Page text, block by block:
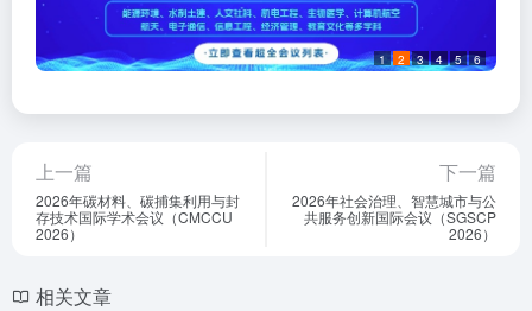
1 2 3 4 5 6
上一篇
2026年碳材料、碳捕集利用与封
存技术国际学术会议（CMCCU
2026）
下一篇
2026年社会治理、智慧城市与公
共服务创新国际会议（SGSCP
2026）
相关文章